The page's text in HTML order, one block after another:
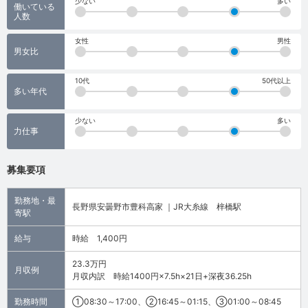
働いている
人数
男女比
女性 男性
多い年代
10代 50代以上
力仕事
少ない 多い
募集要項
勤務地・最
寄駅
長野県安曇野市豊科高家 ｜JR大糸線 梓橋駅
給与 時給 1,400円
月収例
23.3万円
月収内訳 時給1400円×7.5h×21日+深夜36.25h
勤務時間 ①08:30～17:00、②16:45～01:15、③01:00～08:45